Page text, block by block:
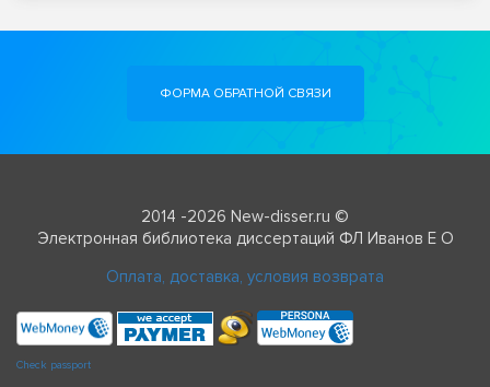
ФОРМА ОБРАТНОЙ СВЯЗИ
2014 -2026 New-disser.ru ©
Электронная библиотека диссертаций ФЛ Иванов Е О
Оплата, доставка, условия возврата
Check passport